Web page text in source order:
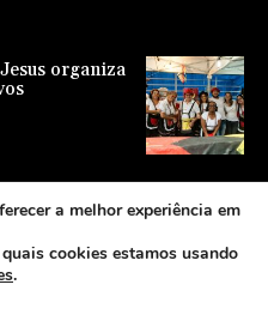
organiza
o papel da
mais
a melhor experiência em
cookies estamos usando
.